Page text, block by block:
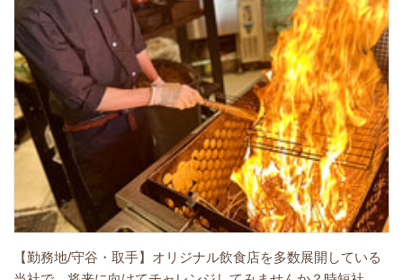
【勤務地/守谷・取手】オリジナル飲食店を多数展開している